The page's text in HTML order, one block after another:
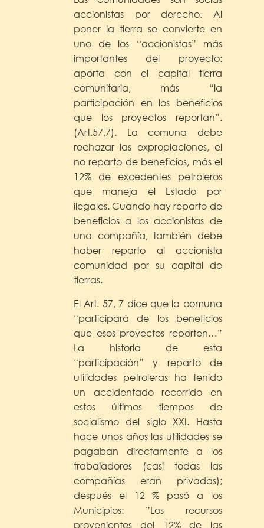
accionistas por derecho. Al
poner la tierra se convierte en
uno de los “accionistas” más
importantes del proyecto:
aporta con el capital tierra
comunitaria, más “la
participación en los beneficios
que los proyectos reportan”.
(Art.57,7). La comuna debe
rechazar las expropiaciones, el
no reparto de beneficios, más el
12% de excedentes petroleros
que maneja el Estado por
ilegales. Cuando hay reparto de
beneficios a los accionistas de
una compañía, también debe
haber reparto al accionista
comunidad por su capital de
tierras.
El Art. 57, 7 dice que la comuna
“participará de los beneficios
que esos proyectos reporten…”
La historia de esta
“participación” y reparto de
utilidades petroleras ha tenido
un accidentado recorrido en
estos últimos tiempos de
socialismo del siglo XXI. Hasta
hace unos años las utilidades se
pagaban directamente a los
trabajadores (casi todas las
compañías eran privadas);
después el 12 % pasó a los
Municipios: ”Los recursos
provenientes del 12% de las